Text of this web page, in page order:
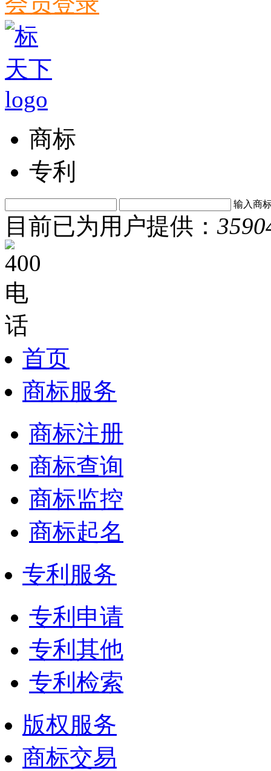
商标
专利
输入商
目前已为用户提供：
首页
商标服务
商标注册
商标查询
商标监控
商标起名
专利服务
专利申请
专利其他
专利检索
版权服务
商标交易